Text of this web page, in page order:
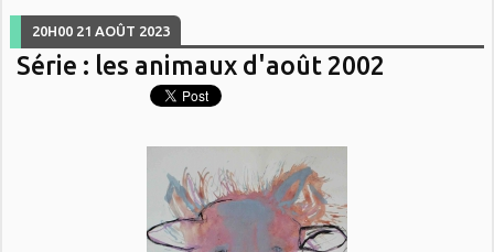
20H00 21 AOÛT 2023
Série : les animaux d'août 2002